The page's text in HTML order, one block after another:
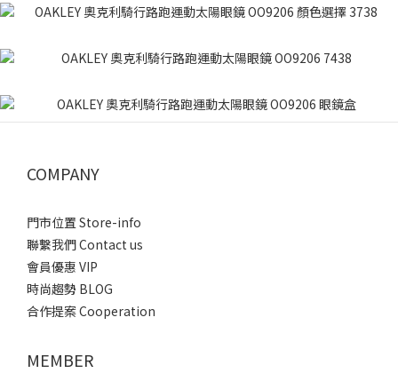
COMPANY
門市位置 Store-info
聯繫我們 Contact us
會員優惠 VIP
時尚趨勢 BLOG
合作提案 Cooperation
MEMBER